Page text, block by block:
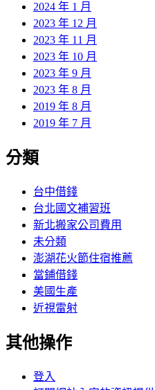
2024 年 1 月
2023 年 12 月
2023 年 11 月
2023 年 10 月
2023 年 9 月
2023 年 8 月
2019 年 8 月
2019 年 7 月
分類
台中借錢
台北國文補習班
新北搬家公司費用
未分類
澎湖花火節住宿推薦
當鋪借錢
美國生產
近視雷射
其他操作
登入